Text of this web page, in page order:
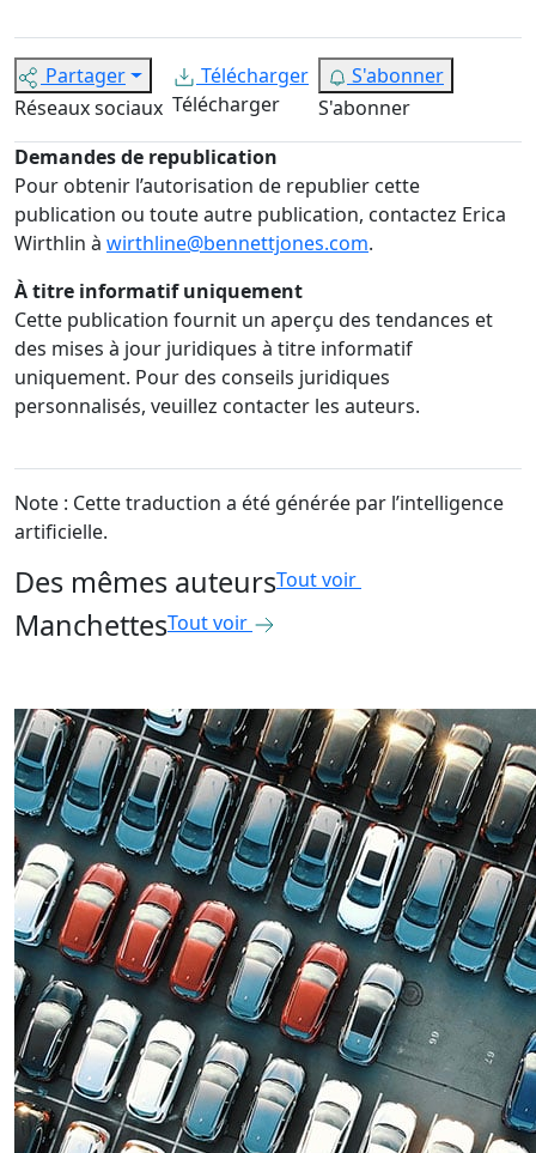
Partager
Réseaux sociaux
Télécharger
Télécharger
S'abonner
S'abonner
Demandes de republication
Pour obtenir l’autorisation de republier cette
publication ou toute autre publication, contactez Erica
Wirthlin à wirthline@bennettjones.com.
À titre informatif uniquement
Cette publication fournit un aperçu des tendances et
des mises à jour juridiques à titre informatif
uniquement. Pour des conseils juridiques
personnalisés, veuillez contacter les auteurs.
Note : Cette traduction a été générée par l’intelligence
artificielle.
Des mêmes auteursTout voir
ManchettesTout voir